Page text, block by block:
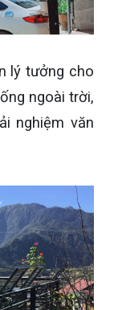
lý tưởng cho
ngoài trời,
nghiệm văn